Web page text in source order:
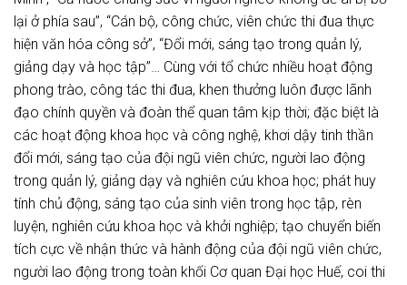
lại ở phía sau”, “Cán bộ, công chức, viên chức thi đua thực
hiện văn hóa công sở”, “Đổi mới, sáng tạo trong quản lý,
giảng dạy và học tập”… Cùng với tổ chức nhiều hoạt động
phong trào, công tác thi đua, khen thưởng luôn được lãnh
đạo chính quyền và đoàn thể quan tâm kịp thời; đặc biệt là
các hoạt động khoa học và công nghệ, khơi dậy tinh thần
đổi mới, sáng tạo của đội ngũ viên chức, người lao động
trong quản lý, giảng dạy và nghiên cứu khoa học; phát huy
tính chủ động, sáng tạo của sinh viên trong học tập, rèn
luyện, nghiên cứu khoa học và khởi nghiệp; tạo chuyển biến
tích cực về nhận thức và hành động của đội ngũ viên chức,
người lao động trong toàn khối Cơ quan Đại học Huế, coi thi